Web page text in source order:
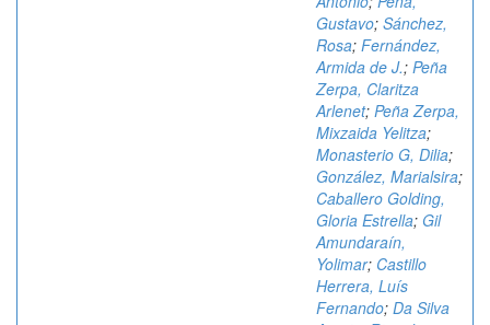
Gustavo; Sánchez,
Rosa; Fernández,
Armida de J.; Peña
Zerpa, Claritza
Arlenet; Peña Zerpa,
Mixzaida Yelitza;
Monasterio G, Dilia;
González, Marialsira;
Caballero Golding,
Gloria Estrella; Gil
Amundaraín,
Yolimar; Castillo
Herrera, Luís
Fernando; Da Silva